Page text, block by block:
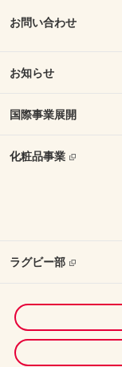
お問い合わせ
お知らせ
国際事業展開
化粧品事業
ラグビー部